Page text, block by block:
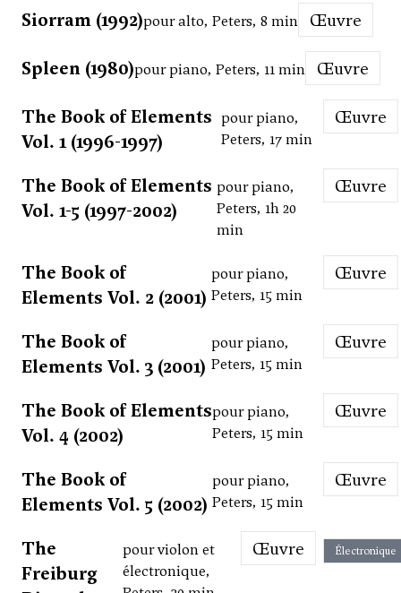
Siorram (1992)pour alto, Peters, 8 min Œuvre
Spleen (1980)pour piano, Peters, 11 min Œuvre
The Book of Elements
Vol. 1 (1996-1997)
pour piano,
Peters, 17 min
Œuvre
The Book of Elements
Vol. 1-5 (1997-2002)
pour piano,
Peters, 1h 20
min
Œuvre
The Book of
Elements Vol. 2 (2001)
pour piano,
Peters, 15 min
Œuvre
The Book of
Elements Vol. 3 (2001)
pour piano,
Peters, 15 min
Œuvre
The Book of Elements
Vol. 4 (2002)
pour piano,
Peters, 15 min
Œuvre
The Book of
Elements Vol. 5 (2002)
pour piano,
Peters, 15 min
Œuvre
The
Freiburg
pour violon et
électronique,
Œuvre Électronique